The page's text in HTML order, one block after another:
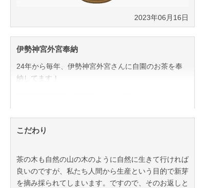
2023年06月16日
伊勢神宮外宮奉納
24年から毎年、伊勢神宮外宮さんに自園のお茶を奉
納してます！
こだわり
茶の木も自然の山の木のように自然に生きて行ければ
良いのですが、私たち人間から生産という目的で新芽
を摘み採られてしまいます。ですので、そのお返しと